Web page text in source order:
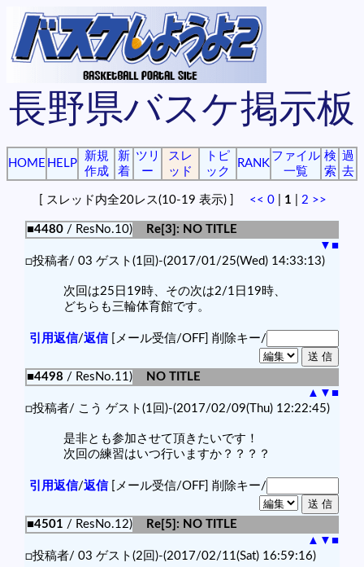
長野県バスケ掲示板
HOME HELP
新規
作成
新
着
ツリ
ー
スレ
ッド
トピ
ック
RANK
ファイル
一覧
検
索
過
去
[ スレッド内全20レス(10-19 表示) ] << 0 1 2 >>
■4480 / ResNo.10)
Re[3]: NO TITLE
▼ ■
□投稿者/ 03 ゲスト(1回)-(2017/01/25(Wed) 14:33:13)
次回は25日19時、その次は2/1日19時、
どちらも三輪体育館です。
引用返信/返信[メール受信/OFF] 削除キー/
■4498 / ResNo.11)
NO TITLE
▲ ▼ ■
□投稿者/ こう ゲスト(1回)-(2017/02/09(Thu) 12:22:45)
是非とも参加させて頂きたいです！
次回の練習はいつ行いますか？？？？
引用返信/返信[メール受信/OFF] 削除キー/
■4501 / ResNo.12)
Re[5]: NO TITLE
▲ ▼ ■
□投稿者/ 03 ゲスト(2回)-(2017/02/11(Sat) 16:59:16)